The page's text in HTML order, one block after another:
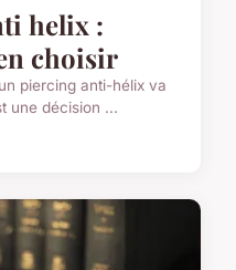
helix :
choisir
piercing anti-hélix va
une décision ...